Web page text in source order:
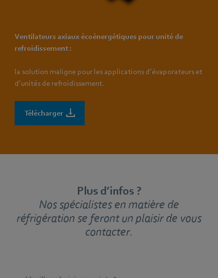
Ventilateurs axiaux écoénergétiques pour unité de
refroidissement :
la solution maligne pour les applications d’évaporateurs et
d’unités de refroidissement.
Télécharger
Plus d’infos ?
Nos spécialistes en matière de
réfrigération se feront un plaisir de vous
contacter.